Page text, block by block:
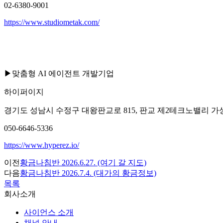
02-6380-9001
https://www.studiometak.com/
▶ 맞춤형 AI 에이전트 개발기업
하이퍼이지
경기도 성남시 수정구 대왕판교로 815, 판교 제 2테크노밸리 가
050-6646-5336
https://www.hyperez.io/
이전 황금나침반 2026.6.27. (여기 갈 지도)
다음황금나침반 2026.7.4. (대가의 황금정보)
목록
회사소개
사이언스 소개